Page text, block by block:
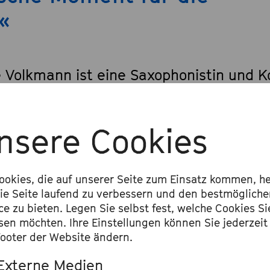
Cookies
die auf unserer Seite zum Einsatz kommen,
Seite laufend zu verbessern und den
zu bieten. Legen Sie selbst fest, welche Cookies
möchten. Ihre Einstellungen können Sie
der Website ändern.
Medien
Volkmann ist eine Saxophonistin und
und Free Jazz inspirieren. Mit ihrem
das von ZEIT zu einem der
gewählt wurde. 2020 folgte das
Upraise The Choir«. Ihre Musik